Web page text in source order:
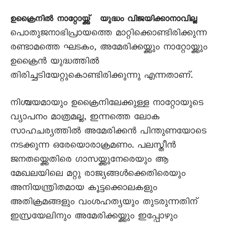
ഉക്രൈനിൽ നാറ്റോയ്ക്ക് യുദ്ധം വിജയിക്കാനാവില്ല
പൊതുജനാഭിപ്രായത്തെ മാറ്റിക്കൊണ്ടിരിക്കുന്ന
രണ്ടാമത്തെ ഘടകം, അമേരിക്കയ്ക്കും നാറ്റോയ്ക്കും
ഉക്രൈൻ യുദ്ധത്തിൽ
തിരിച്ചടിയേറ്റുകൊണ്ടിരിക്കുന്നു എന്നതാണ്.
നിശ്ചയമായും ഉക്രൈനിലേക്കുള്ള നാറ്റോയുടെ
വ്യാപനം മാത്രമല്ല, ഇന്നത്തെ ലോക
സാഹചര്യത്തിൽ അമേരിക്കൻ പിന്തുണയോടെ
നടക്കുന്ന ഒരേയൊരാക്രമണം. പലസ്തീൻ
ജനതയ്ക്കെതിരെ ഗാസയ്ക്കുനേരെയും ആ
മേഖലയിലെ മറ്റു രാജ്യങ്ങൾക്കെതിരെയും
അനിയന്ത്രിതമായ കൂട്ടക്കൊലകളും
അതിക്രമങ്ങളും വംശഹത്യയും തുടരുന്നതിന്
ഇസ്രയേലിനും അമേരിക്കയ്ക്കും ഇപ്പോഴും